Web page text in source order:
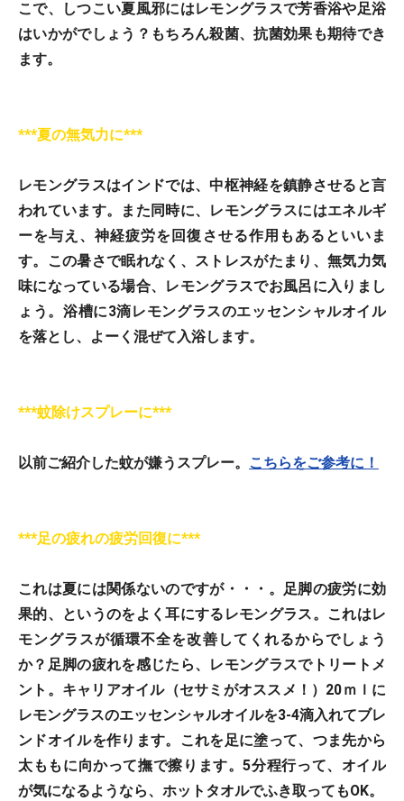
こで、しつこい夏風邪にはレモングラスで芳香浴や足浴
はいかがでしょう？もちろん殺菌、抗菌効果も期待でき
ます。
***夏の無気力に***
レモングラスはインドでは、中枢神経を鎮静させると言
われています。また同時に、レモングラスにはエネルギ
ーを与え、神経疲労を回復させる作用もあるといいま
す。この暑さで眠れなく、ストレスがたまり、無気力気
味になっている場合、 レモングラスでお風呂に入りまし
ょう。浴槽に3滴レモングラスのエッセンシャルオイル
を落とし、よーく混ぜて入浴します。
***蚊除けスプレーに***
以前ご紹介した蚊が嫌うスプレー。 こちらをご参考に！
***足の疲れの疲労回復に***
これは夏には関係ないのですが・・・。足脚の疲労に効
果的、というのをよく耳にするレモングラス。これはレ
モングラスが循環不全を改善してくれるからでしょう
か？足脚の疲れを感じたら、 レモングラスでトリートメ
ント 。キャリアオイル（セサミがオススメ！）20ｍｌに
レモングラスのエッセンシャルオイルを3-4滴入れてブレ
ンドオイルを作ります。これを足に塗って、つま先から
太ももに向かって撫で擦ります。5分程行って、オイル
が気になるようなら、ホットタオルでふき取ってもOK。